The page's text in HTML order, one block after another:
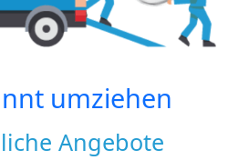
umziehen
Angebote